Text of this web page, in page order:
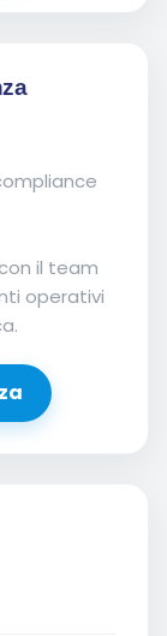
il team
operativi